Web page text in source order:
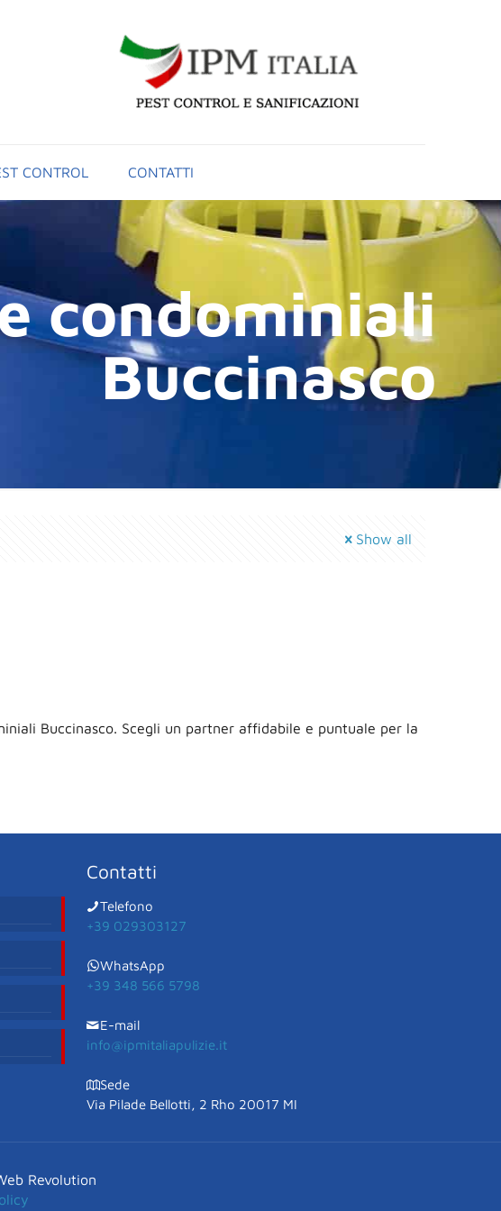
CONTROL CONTATTI
condominiali
Buccinasco
Show all
Buccinasco. Scegli un partner affidabile e puntuale per la
Contatti
Telefono
+39 029303127
WhatsApp
+39 348 566 5798
E-mail
info@ipmitaliapulizie.it
Sede
Via Pilade Bellotti, 2 Rho 20017 MI
Revolution